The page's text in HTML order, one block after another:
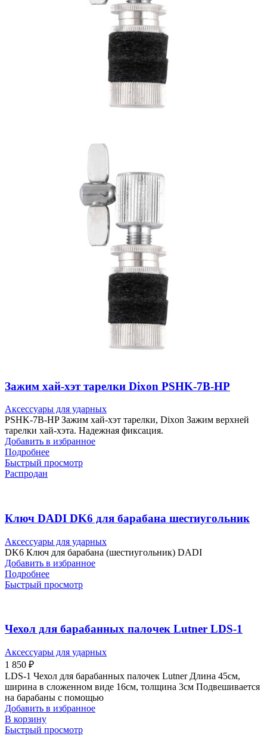
Зажим хай-хэт тарелки Dixon PSHK-7B-HP
Аксессуары для ударных
PSHK-7B-HP Зажим хай-хэт тарелки, Dixon Зажим верхней
тарелки хай-хэта. Надежная фиксация.
Добавить в избранное
Подробнее
Быстрый просмотр
Распродан
Ключ DADI DK6 для барабана шестиугольник
Аксессуары для ударных
DK6 Ключ для барабана (шестиугольник) DADI
Добавить в избранное
Подробнее
Быстрый просмотр
Чехол для барабанных палочек Lutner LDS-1
Аксессуары для ударных
1 850 ₽
LDS-1 Чехол для барабанных палочек Lutner Длина 45см,
ширина в сложенном виде 16см, толщина 3см Подвешивается
на барабаны с помощью
Добавить в избранное
В корзину
Быстрый просмотр